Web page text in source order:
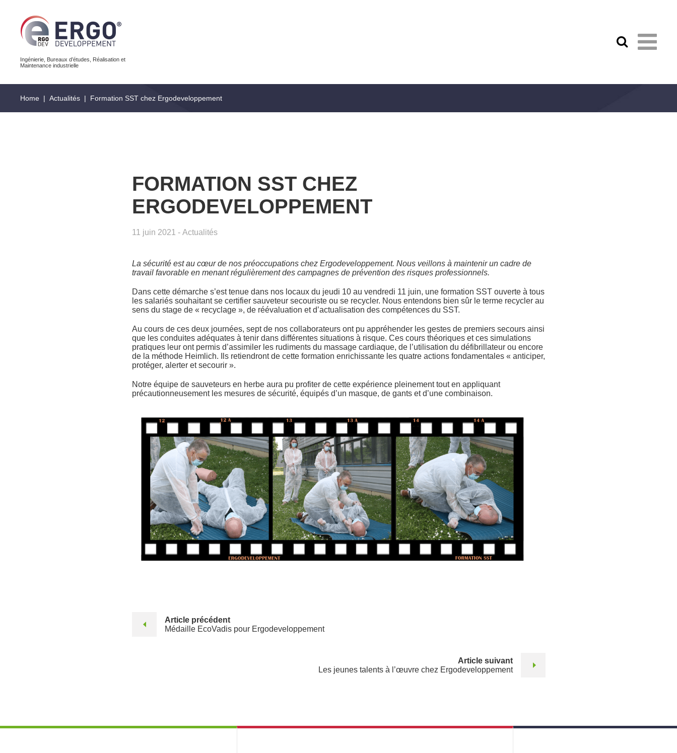
Ingénierie, Bureaux d’études, Réalisation et
Maintenance industrielle
Home | Actualités | Formation SST chez Ergodeveloppement
FORMATION SST CHEZ
ERGODEVELOPPEMENT
11 juin 2021 - Actualités
La sécurité est au cœur de nos préoccupations chez Ergodeveloppement. Nous veillons à maintenir un cadre de
travail favorable en menant régulièrement des campagnes de prévention des risques professionnels.
Dans cette démarche s’est tenue dans nos locaux du jeudi 10 au vendredi 11 juin, une formation SST ouverte à tous
les salariés souhaitant se certifier sauveteur secouriste ou se recycler. Nous entendons bien sûr le terme recycler au
sens du stage de « recyclage », de réévaluation et d’actualisation des compétences du SST.
Au cours de ces deux journées, sept de nos collaborateurs ont pu appréhender les gestes de premiers secours ainsi
que les conduites adéquates à tenir dans différentes situations à risque. Ces cours théoriques et ces simulations
pratiques leur ont permis d’assimiler les rudiments du massage cardiaque, de l’utilisation du défibrillateur ou encore
de la méthode Heimlich. Ils retiendront de cette formation enrichissante les quatre actions fondamentales « anticiper,
protéger, alerter et secourir ».
Notre équipe de sauveteurs en herbe aura pu profiter de cette expérience pleinement tout en appliquant
précautionneusement les mesures de sécurité, équipés d’un masque, de gants et d’une combinaison.
Article précédent
Médaille EcoVadis pour Ergodeveloppement
Article suivant
Les jeunes talents à l’œuvre chez Ergodeveloppement